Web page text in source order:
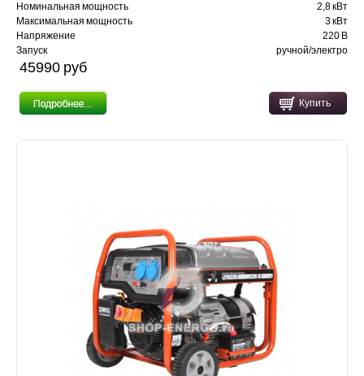
Номинальная мощность
2,8 кВт
Максимальная мощность
3 кВт
Напряжение
220 В
Запуск
ручной/электро
45990 pуб
Купить